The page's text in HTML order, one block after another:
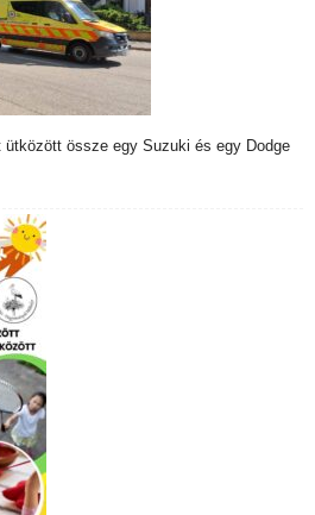
ütközött össze egy Suzuki és egy Dodge